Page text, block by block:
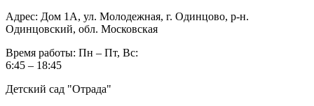
Адрес: Дом 1А, ул. Молодежная, г. Одинцово, р-н.
Одинцовский, обл. Московская
Время работы: Пн – Пт, Вс:
6:45 – 18:45
Детский сад "Отрада"